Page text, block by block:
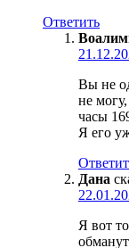
Ответить
Вы не
не
часы
Я его
Дана
Я вот